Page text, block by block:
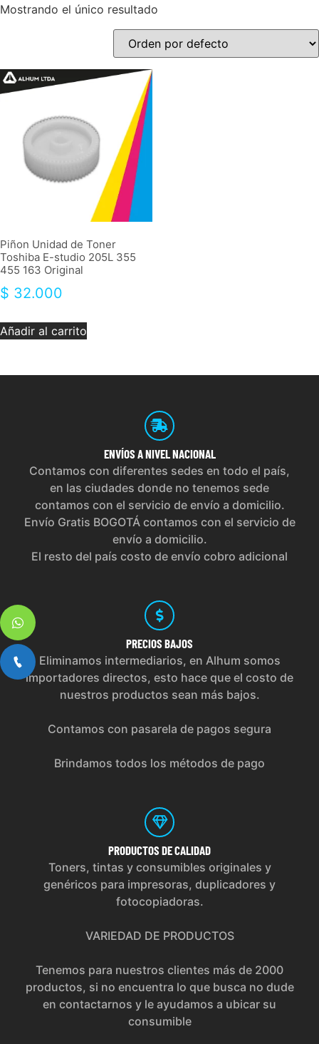
Mostrando el único resultado
Piñon Unidad de Toner
Toshiba E-studio 205L 355
455 163 Original
$ 32.000
Añadir al carrito
ENVÍOS A NIVEL NACIONAL
Contamos con diferentes sedes en todo el país,
en las ciudades donde no tenemos sede
contamos con el servicio de envío a domicilio.
Envío Gratis BOGOTÁ contamos con el servicio de
envío a domicilio.
El resto del país costo de envío cobro adicional
PRECIOS BAJOS
Eliminamos intermediarios, en Alhum somos
importadores directos, esto hace que el costo de
nuestros productos sean más bajos.
Contamos con pasarela de pagos segura
Brindamos todos los métodos de pago
PRODUCTOS DE CALIDAD
Toners, tintas y consumibles originales y
genéricos para impresoras, duplicadores y
fotocopiadoras.
VARIEDAD DE PRODUCTOS
Tenemos para nuestros clientes más de 2000
productos, si no encuentra lo que busca no dude
en contactarnos y le ayudamos a ubicar su
consumible